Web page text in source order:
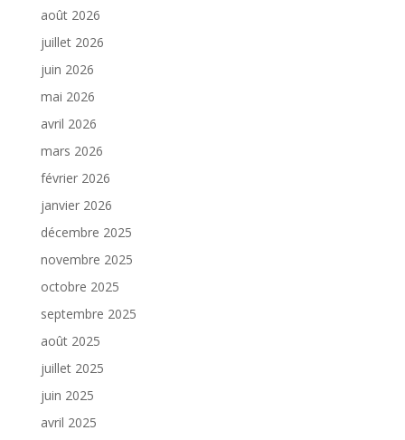
août 2026
juillet 2026
juin 2026
mai 2026
avril 2026
mars 2026
février 2026
janvier 2026
décembre 2025
novembre 2025
octobre 2025
septembre 2025
août 2025
juillet 2025
juin 2025
avril 2025